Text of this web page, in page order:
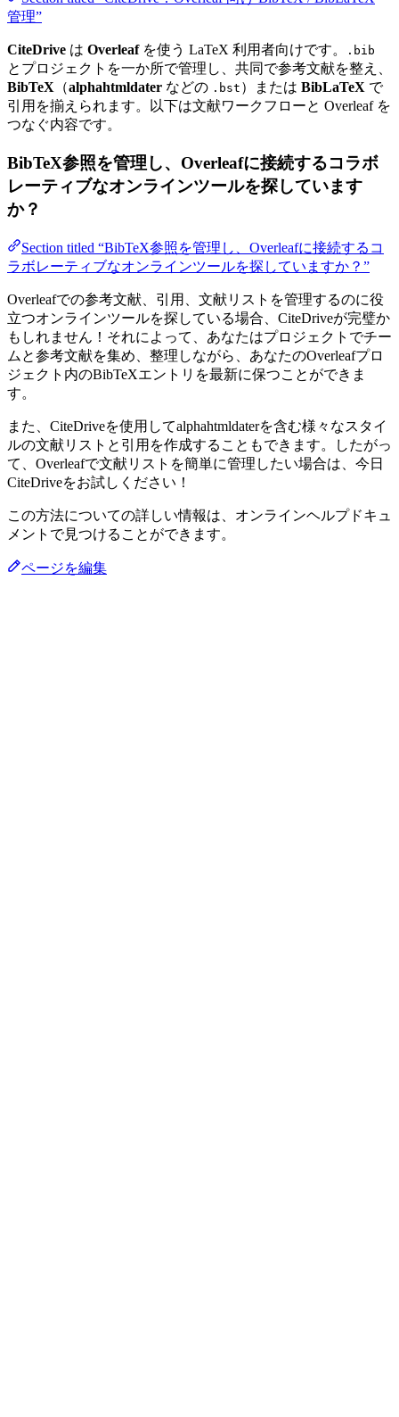
管理”
CiteDrive は Overleafを使う LaTeX 利用者向けです。 .bib
とプロジェクトを一か所で管理し、共同で参考文献を整え、
BibTeX （alphahtmldater などの .bst ）または BibLaTeX で
引用を揃えられます。以下は文献ワークフローと Overleaf を
つなぐ内容です。
BibTeX参照を管理し、Overleafに接続するコラボ
レーティブなオンラインツールを探しています
か？
Section titled “BibTeX参照を管理し、Overleafに接続するコ
ラボレーティブなオンラインツールを探していますか？”
Overleafでの参考文献、引用、文献リストを管理するのに役
立つオンラインツールを探している場合、CiteDriveが完璧か
もしれません！それによって、あなたはプロジェクトでチー
ムと参考文献を集め、整理しながら、あなたのOverleafプロ
ジェクト内のBibTeXエントリを最新に保つことができま
す。
また、CiteDriveを使用してalphahtmldaterを含む様々なスタイ
ルの文献リストと引用を作成することもできます。したがっ
て、Overleafで文献リストを簡単に管理したい場合は、今日
CiteDriveをお試しください！
この方法についての詳しい情報は、オンラインヘルプドキュ
メントで見つけることができます。
ページを編集